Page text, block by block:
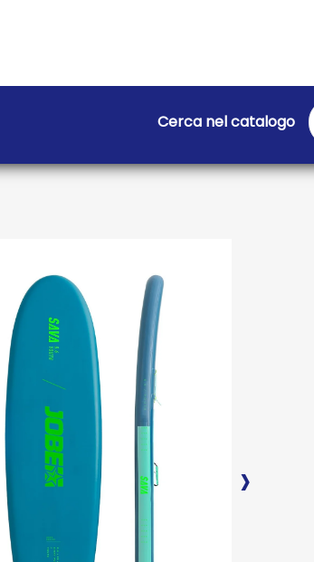
Cerca nel catalogo